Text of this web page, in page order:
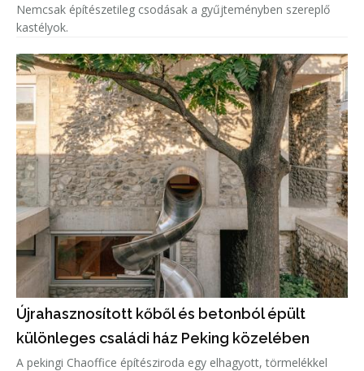
Nemcsak építészetileg csodásak a gyűjteményben szereplő
kastélyok.
Újrahasznosított kőből és betonból épült
különleges családi ház Peking közelében
A pekingi Chaoffice építésziroda egy elhagyott, törmelékkel